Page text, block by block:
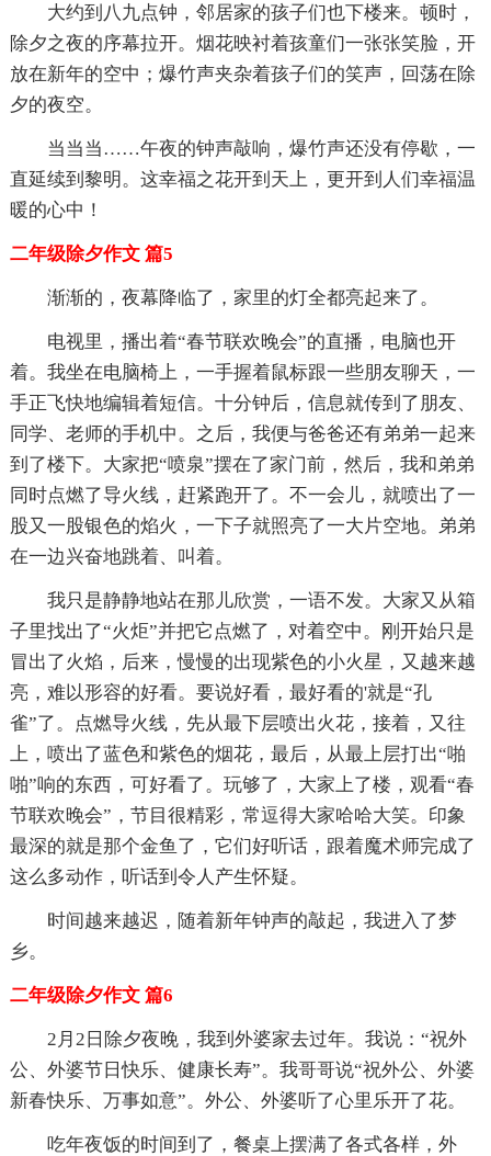
大约到八九点钟，邻居家的孩子们也下楼来。顿时，
除夕之夜的序幕拉开。烟花映衬着孩童们一张张笑脸，开
放在新年的空中；爆竹声夹杂着孩子们的笑声，回荡在除
夕的夜空。
当当当……午夜的钟声敲响，爆竹声还没有停歇，一
直延续到黎明。这幸福之花开到天上，更开到人们幸福温
暖的心中！
二年级除夕作文 篇5
渐渐的，夜幕降临了，家里的灯全都亮起来了。
电视里，播出着“春节联欢晚会”的直播，电脑也开
着。我坐在电脑椅上，一手握着鼠标跟一些朋友聊天，一
手正飞快地编辑着短信。十分钟后，信息就传到了朋友、
同学、老师的手机中。之后，我便与爸爸还有弟弟一起来
到了楼下。大家把“喷泉”摆在了家门前，然后，我和弟弟
同时点燃了导火线，赶紧跑开了。不一会儿，就喷出了一
股又一股银色的焰火，一下子就照亮了一大片空地。弟弟
在一边兴奋地跳着、叫着。
我只是静静地站在那儿欣赏，一语不发。大家又从箱
子里找出了“火炬”并把它点燃了，对着空中。刚开始只是
冒出了火焰，后来，慢慢的出现紫色的小火星，又越来越
亮，难以形容的好看。要说好看，最好看的'就是“孔
雀”了。点燃导火线，先从最下层喷出火花，接着，又往
上，喷出了蓝色和紫色的烟花，最后，从最上层打出“啪
啪”响的东西，可好看了。玩够了，大家上了楼，观看“春
节联欢晚会”，节目很精彩，常逗得大家哈哈大笑。印象
最深的就是那个金鱼了，它们好听话，跟着魔术师完成了
这么多动作，听话到令人产生怀疑。
时间越来越迟，随着新年钟声的敲起，我进入了梦
乡。
二年级除夕作文 篇6
2月2日除夕夜晚，我到外婆家去过年。我说：“祝外
公、外婆节日快乐、健康长寿”。我哥哥说“祝外公、外婆
新春快乐、万事如意”。外公、外婆听了心里乐开了花。
吃年夜饭的时间到了，餐桌上摆满了各式各样，外